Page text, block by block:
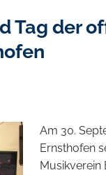
Tag der
Am 30.
Ernsthofen
Musikverein